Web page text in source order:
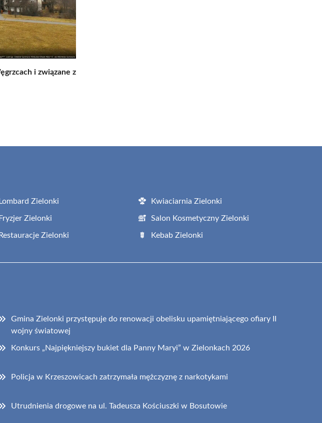
i związane z
Lombard Zielonki Kwiaciarnia Zielonki
Fryzjer Zielonki Salon Kosmetyczny Zielonki
Restauracje Zielonki Kebab Zielonki
Gmina Zielonki przystępuje do renowacji obelisku upamiętniającego ofiary II
wojny światowej
Konkurs „Najpiękniejszy bukiet dla Panny Maryi” w Zielonkach 2026
Policja w Krzeszowicach zatrzymała mężczyznę z narkotykami
Utrudnienia drogowe na ul. Tadeusza Kościuszki w Bosutowie